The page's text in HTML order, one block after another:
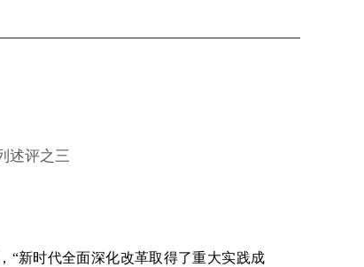
述评之三
“新时代全面深化改革取得了重大实践成